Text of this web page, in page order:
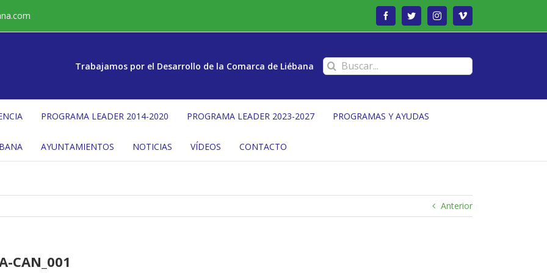
FacebookTwitterInstagramVimeo
Trabajamos por el Desarrollo de la Comarca de Liébana Buscar:
PROGRAMA LEADER 2014-2020 PROGRAMA LEADER 2023-2027 PROGRAMAS Y AYUDAS
AYUNTAMIENTOS NOTICIAS VÍDEOS CONTACTO
Anterior
CAN_001